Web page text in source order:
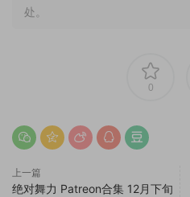
处。
0
上一篇
绝对舞力 Patreon合集 12月下旬